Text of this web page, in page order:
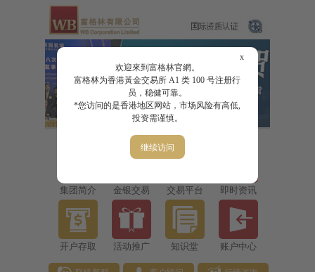
x
欢迎來到富格林官網。
富格林为香港黃金交易所 A1 类 100 号注册行
员，稳健可靠。
*您访问的是香港地区网站，市场风险有高低,
投资需谨慎。
继续访问
集团简介 金银交易 交易平台 即时资讯
开户存取 活动推广 知识堂 账户中心